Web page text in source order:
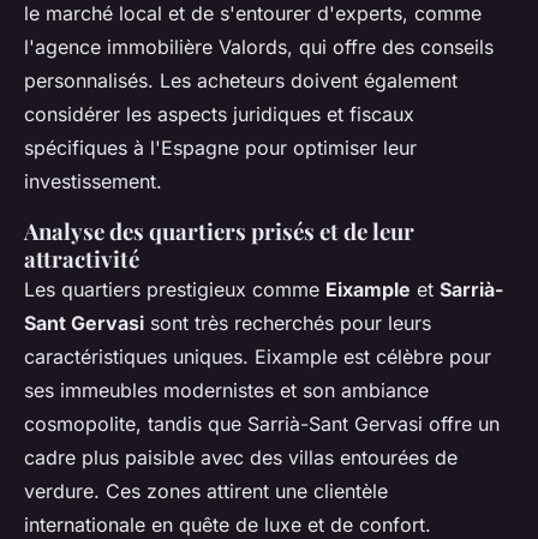
le marché local et de s'entourer d'experts, comme
l'agence immobilière Valords, qui offre des conseils
personnalisés. Les acheteurs doivent également
considérer les aspects juridiques et fiscaux
spécifiques à l'Espagne pour optimiser leur
investissement.
Analyse des quartiers prisés et de leur
attractivité
Les quartiers prestigieux comme Eixample et Sarrià-
Sant Gervasi sont très recherchés pour leurs
caractéristiques uniques. Eixample est célèbre pour
ses immeubles modernistes et son ambiance
cosmopolite, tandis que Sarrià-Sant Gervasi offre un
cadre plus paisible avec des villas entourées de
verdure. Ces zones attirent une clientèle
internationale en quête de luxe et de confort.